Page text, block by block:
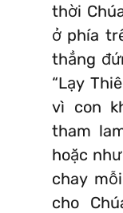
thời
ở phía
thẳng
“Lạy
vì con
tham
hoặc
chay
cho